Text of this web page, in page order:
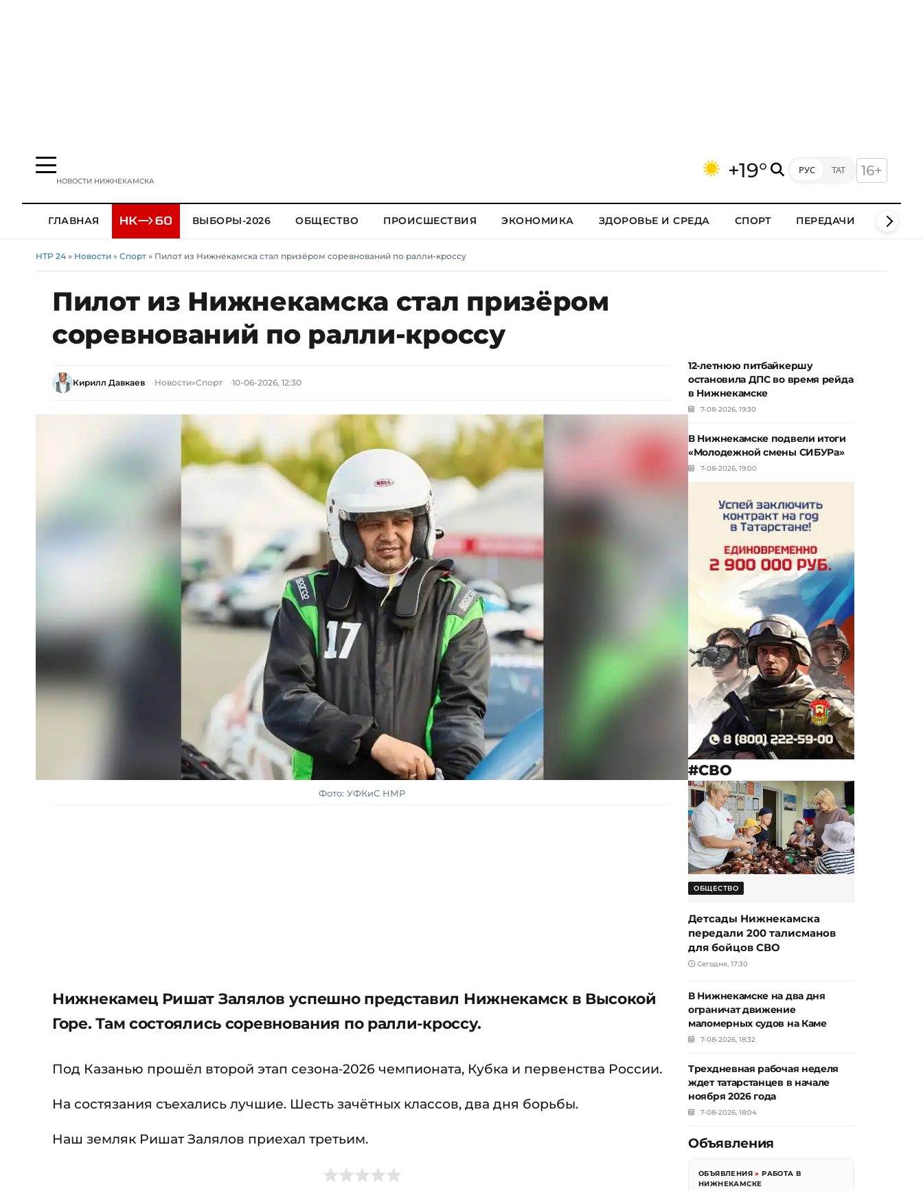
НОВОСТИ НИЖНЕКАМСКА +19° РУС ТАТ 16+
ГЛАВНАЯ ВЫБОРЫ-2026 ОБЩЕСТВО ПРОИСШЕСТВИЯ ЭКОНОМИКА ЗДОРОВЬЕ И СРЕДА СПОРТ ПЕРЕДАЧИ КЛИПЫ
НТР 24 » Новости » Спорт » Пилот из Нижнекамска стал призёром соревнований по ралли-кроссу
Пилот из Нижнекамска стал призёром
соревнований по ралли-кроссу
Кирилл Давкаев Новости»Спорт 10-06-2026, 12:30
Фото: УФКиС НМР
Нижнекамец Ришат Залялов успешно представил Нижнекамск в Высокой
Горе. Там состоялись соревнования по ралли-кроссу.
Под Казанью прошёл второй этап сезона‑2026 чемпионата, Кубка и первенства России.
На состязания съехались лучшие. Шесть зачётных классов, два дня борьбы.
Наш земляк Ришат Залялов приехал третьим.
12-летнюю питбайкершу
остановила ДПС во время рейда
в Нижнекамске
7-08-2026, 19:30
В Нижнекамске подвели итоги
«Молодежной смены СИБУРа»
7-08-2026, 19:00
#СВО
ОБЩЕСТВО
Детсады Нижнекамска
передали 200 талисманов
для бойцов СВО
Сегодня, 17:30
В Нижнекамске на два дня
ограничат движение
маломерных судов на Каме
7-08-2026, 18:32
Трехдневная рабочая неделя
ждет татарстанцев в начале
ноября 2026 года
7-08-2026, 18:04
Объявления
ОБЪЯВЛЕНИЯ »РАБОТА В
НИЖНЕКАМСКЕ